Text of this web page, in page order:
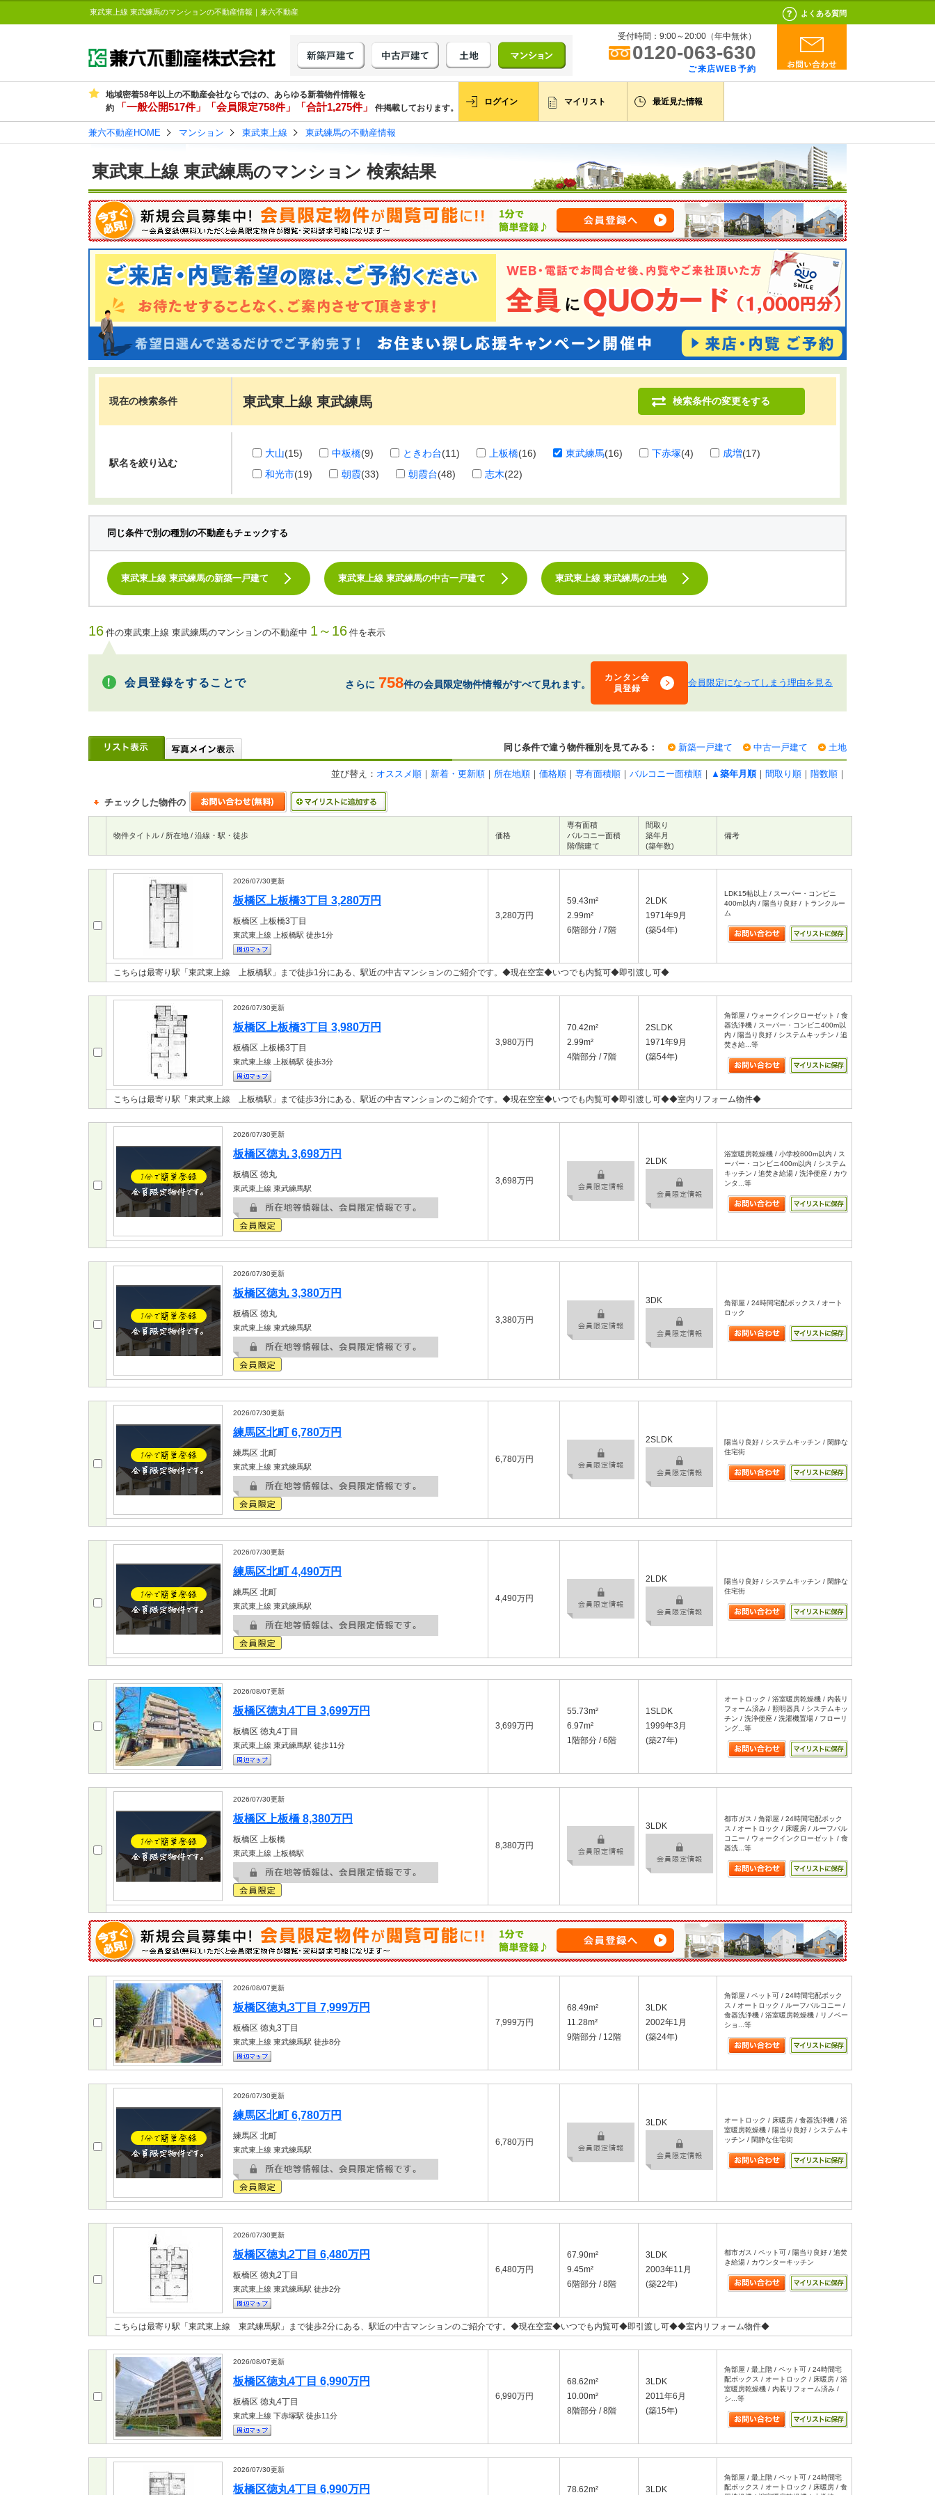
東武東上線 東武練馬のマンションの不動産情報｜兼六不動産 よくある質問
受付時間：9:00～20:00（年中無休）
0120-063-630
ご来店WEB予約
地域密着58年以上の不動産会社ならではの、あらゆる新着物件情報を
約
「一般公開517件」「会員限定758件」「合計1,275件」 件掲載しております。
ログイン マイリスト 最近見た情報
兼六不動産HOME マンション 東武東上線 東武練馬の不動産情報
東武東上線 東武練馬のマンション 検索結果
現在の検索条件 東武東上線 東武練馬 検索条件の変更をする
駅名を絞り込む
大山(15) 中板橋(9) ときわ台(11) 上板橋(16) 東武練馬(16) 下赤塚(4) 成増(17)
和光市(19) 朝霞(33) 朝霞台(48) 志木(22)
同じ条件で別の種別の不動産もチェックする
東武東上線 東武練馬の新築一戸建て 東武東上線 東武練馬の中古一戸建て 東武東上線 東武練馬の土地
16 件の東武東上線 東武練馬のマンションの不動産中 1～16 件を表示
会員登録をすることで さらに 758件の会員限定物件情報がすべて見れます。
カンタン会
員登録
会員限定になってしまう理由を見る
同じ条件で違う物件種別を見てみる： 新築一戸建て 中古一戸建て 土地
並び替え： オススメ順 ｜ 新着・更新順 ｜ 所在地順 ｜ 価格順 ｜ 専有面積順 ｜ バルコニー面積順 ｜ ▲築年月順｜ 間取り順 ｜ 階数順 ｜
チェックした物件の
物件タイトル / 所在地 / 沿線・駅・徒歩 価格
専有面積
バルコニー面積
階/階建て
間取り
築年月
(築年数)
備考
2026/07/30更新
板橋区上板橋3丁目 3,280万円
板橋区 上板橋3丁目
東武東上線 上板橋駅 徒歩1分
3,280万円
59.43m²
2.99m²
6階部分 / 7階
2LDK
1971年9月
(築54年)
LDK15帖以上 / スーパー・コンビニ
400m以内 / 陽当り良好 / トランクルー
ム
こちらは最寄り駅「東武東上線 上板橋駅」まで徒歩1分にある、駅近の中古マンションのご紹介です。◆現在空室◆いつでも内覧可◆即引渡し可◆
2026/07/30更新
板橋区上板橋3丁目 3,980万円
板橋区 上板橋3丁目
東武東上線 上板橋駅 徒歩3分
3,980万円
70.42m²
2.99m²
4階部分 / 7階
2SLDK
1971年9月
(築54年)
角部屋 / ウォークインクローゼット / 食
器洗浄機 / スーパー・コンビニ400m以
内 / 陽当り良好 / システムキッチン / 追
焚き給...等
こちらは最寄り駅「東武東上線 上板橋駅」まで徒歩3分にある、駅近の中古マンションのご紹介です。◆現在空室◆いつでも内覧可◆即引渡し可◆◆室内リフォーム物件◆
2026/07/30更新
板橋区徳丸 3,698万円
板橋区 徳丸
東武東上線 東武練馬駅
3,698万円
2LDK
浴室暖房乾燥機 / 小学校800m以内 / ス
ーパー・コンビニ400m以内 / システム
キッチン / 追焚き給湯 / 洗浄便座 / カウ
ンタ...等
2026/07/30更新
板橋区徳丸 3,380万円
板橋区 徳丸
東武東上線 東武練馬駅
3,380万円
3DK
角部屋 / 24時間宅配ボックス / オート
ロック
2026/07/30更新
練馬区北町 6,780万円
練馬区 北町
東武東上線 東武練馬駅
6,780万円
2SLDK
陽当り良好 / システムキッチン / 閑静な
住宅街
2026/07/30更新
練馬区北町 4,490万円
練馬区 北町
東武東上線 東武練馬駅
4,490万円
2LDK
陽当り良好 / システムキッチン / 閑静な
住宅街
2026/08/07更新
板橋区徳丸4丁目 3,699万円
板橋区 徳丸4丁目
東武東上線 東武練馬駅 徒歩11分
3,699万円
55.73m²
6.97m²
1階部分 / 6階
1SLDK
1999年3月
(築27年)
オートロック / 浴室暖房乾燥機 / 内装リ
フォーム済み / 照明器具 / システムキッ
チン / 洗浄便座 / 洗濯機置場 / フローリ
ング...等
2026/07/30更新
板橋区上板橋 8,380万円
板橋区 上板橋
東武東上線 上板橋駅
8,380万円
3LDK
都市ガス / 角部屋 / 24時間宅配ボック
ス / オートロック / 床暖房 / ルーフバル
コニー / ウォークインクローゼット / 食
器洗...等
2026/08/07更新
板橋区徳丸3丁目 7,999万円
板橋区 徳丸3丁目
東武東上線 東武練馬駅 徒歩8分
7,999万円
68.49m²
11.28m²
9階部分 / 12階
3LDK
2002年1月
(築24年)
角部屋 / ペット可 / 24時間宅配ボック
ス / オートロック / ルーフバルコニー /
食器洗浄機 / 浴室暖房乾燥機 / リノベー
ショ...等
2026/07/30更新
練馬区北町 6,780万円
練馬区 北町
東武東上線 東武練馬駅
6,780万円
3LDK
オートロック / 床暖房 / 食器洗浄機 / 浴
室暖房乾燥機 / 陽当り良好 / システムキ
ッチン / 閑静な住宅街
2026/07/30更新
板橋区徳丸2丁目 6,480万円
板橋区 徳丸2丁目
東武東上線 東武練馬駅 徒歩2分
6,480万円
67.90m²
9.45m²
6階部分 / 8階
3LDK
2003年11月
(築22年)
都市ガス / ペット可 / 陽当り良好 / 追焚
き給湯 / カウンターキッチン
こちらは最寄り駅「東武東上線 東武練馬駅」まで徒歩2分にある、駅近の中古マンションのご紹介です。◆現在空室◆いつでも内覧可◆即引渡し可◆◆室内リフォーム物件◆
2026/08/07更新
板橋区徳丸4丁目 6,990万円
板橋区 徳丸4丁目
東武東上線 下赤塚駅 徒歩11分
6,990万円
68.62m²
10.00m²
8階部分 / 8階
3LDK
2011年6月
(築15年)
角部屋 / 最上階 / ペット可 / 24時間宅
配ボックス / オートロック / 床暖房 / 浴
室暖房乾燥機 / 内装リフォーム済み /
シ...等
2026/07/30更新
板橋区徳丸4丁目 6,990万円 78.62m² 3LDK
角部屋 / 最上階 / ペット可 / 24時間宅
配ボックス / オートロック / 床暖房 / 食